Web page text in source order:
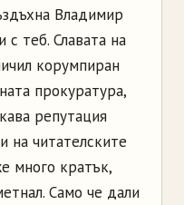
Владимир
теб. Славата на
корумпиран
прокуратура,
репутация
на читателските
много кратък,
Само че дали